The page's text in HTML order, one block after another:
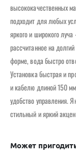
высококачественных
подходит для любых
яркого и широкого
рассчитанное на
форме, вода быстро
Установка быстрая и
и кабелю длиной 150
удобство управления.
стильный и яркий
Может